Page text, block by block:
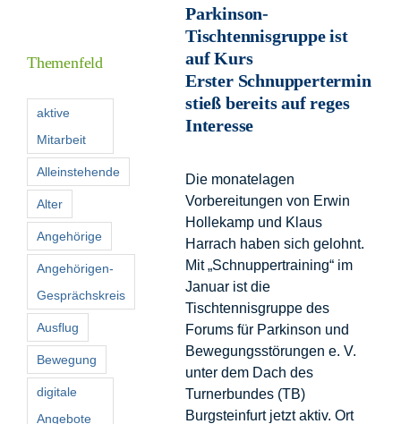
Kontakt
Suche
nach:
Parkinson-
Tischtennisgruppe ist
auf Kurs
Erster Schnuppertermin
stieß bereits auf reges
Interesse
Die monatelagen
Vorbereitungen von Erwin
Hollekamp und Klaus
Harrach haben sich gelohnt.
Mit „Schnuppertraining“ im
Januar ist die
Tischtennisgruppe des
Forums für Parkinson und
Bewegungsstörungen e. V.
unter dem Dach des
Turnerbundes (TB)
Burgsteinfurt jetzt aktiv. Ort
Themenfeld
aktive
Mitarbeit
Alleinstehende
Alter
Angehörige
Angehörigen-
Gesprächskreis
Ausflug
Bewegung
digitale
Angebote